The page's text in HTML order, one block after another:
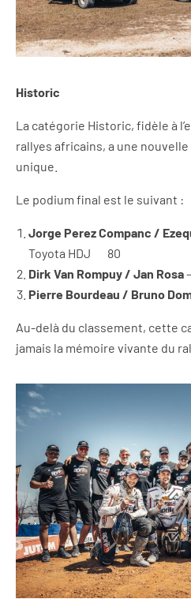
Historic
La catégorie Historic, fidèle à
rallyes africains, a une
unique.
Le podium final est le suivant :
Jorge Perez Companc /
Toyota HDJ 80
Dirk Van Rompuy / Jan Rosa
Pierre Bourdeau / Bruno
Au-delà du classement, cette
jamais la mémoire vivante du